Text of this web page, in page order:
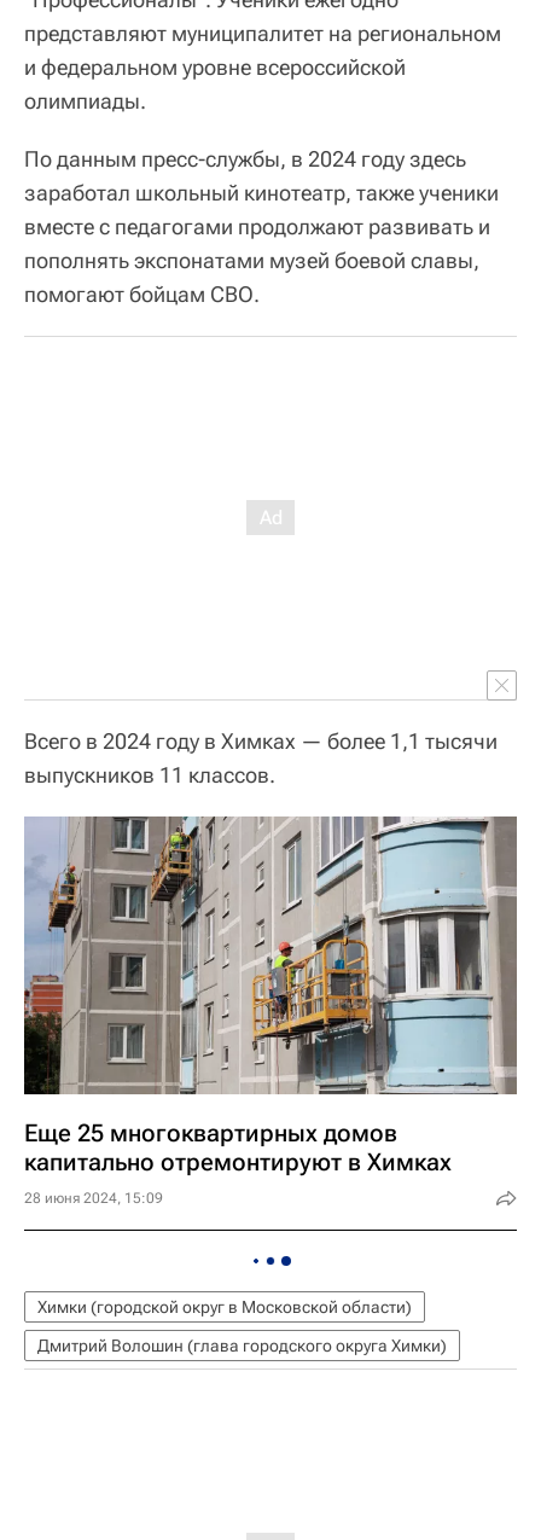
представляют муниципалитет на региональном
и федеральном уровне всероссийской
олимпиады.
По данным пресс-службы, в 2024 году здесь
заработал школьный кинотеатр, также ученики
вместе с педагогами продолжают развивать и
пополнять экспонатами музей боевой славы,
помогают бойцам СВО.
Всего в 2024 году в Химках — более 1,1 тысячи
выпускников 11 классов.
Еще 25 многоквартирных домов
капитально отремонтируют в Химках
28 июня 2024, 15:09
Химки (городской округ в Московской области)
Дмитрий Волошин (глава городского округа Химки)